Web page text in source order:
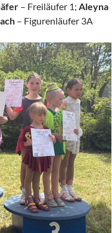
– Freiläufer 1; Aleyna
– Figurenläufer 3A